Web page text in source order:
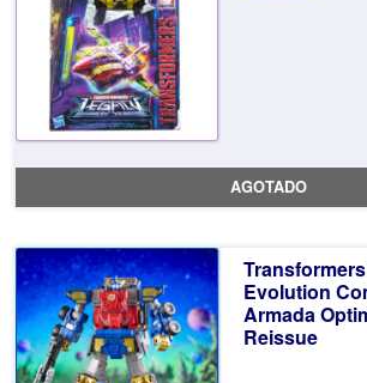
AGOTADO
Evolution
Armada
Reissue